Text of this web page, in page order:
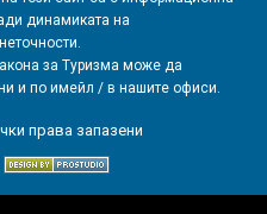
динамиката на
за Туризма може да
и по имейл / в нашите офиси.
права запазени